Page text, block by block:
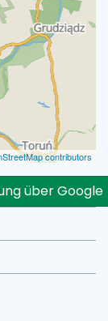
contributors
über Google